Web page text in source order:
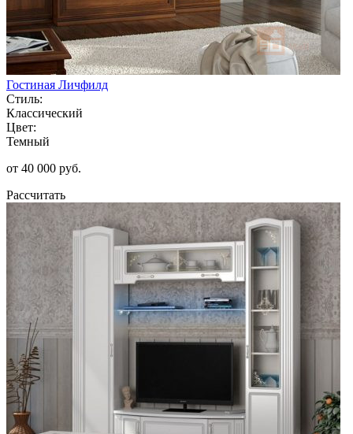
Гостиная Личфилд
Стиль:
Классический
Цвет:
Темный
от 40 000 руб.
Рассчитать